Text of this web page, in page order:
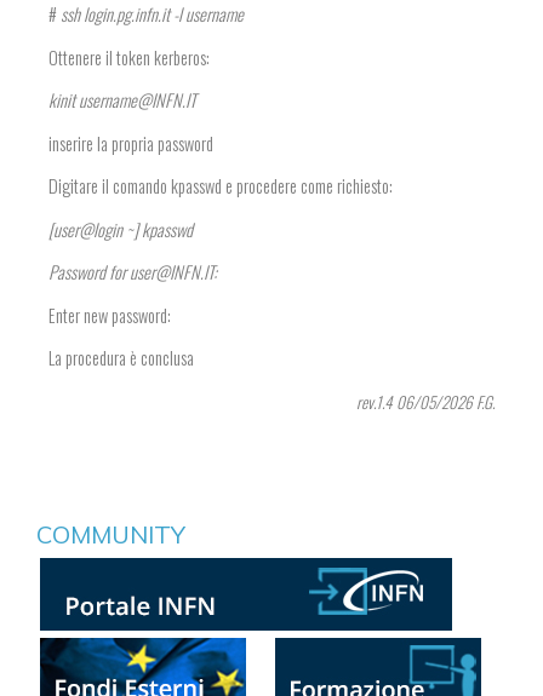
# ssh login.pg.infn.it -l username
Ottenere il token kerberos:
kinit username@INFN.IT
inserire la propria password
Digitare il comando kpasswd e procedere come richiesto:
[user@login ~] kpasswd
Password for user@INFN.IT:
Enter new password:
La procedura è conclusa
rev.1.4 06/05/2026 F.G.
COMMUNITY